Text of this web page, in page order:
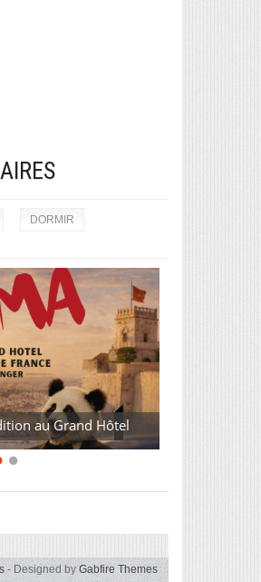
DORMIR
au Grand Hôtel
- Designed byGabfire Themes